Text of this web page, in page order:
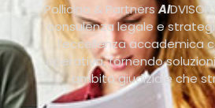
Pollicino & PartnersAI
consulenza legale e
l’eccellenza accademica
operativa, fornendo soluzioni
ambito giudiziale che